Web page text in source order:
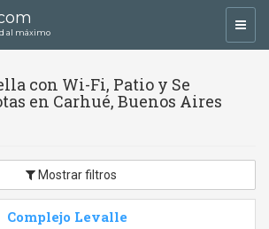
al máximo
con Wi-Fi, Patio y Se
en Carhué, Buenos Aires
Mostrar filtros
Complejo Levalle